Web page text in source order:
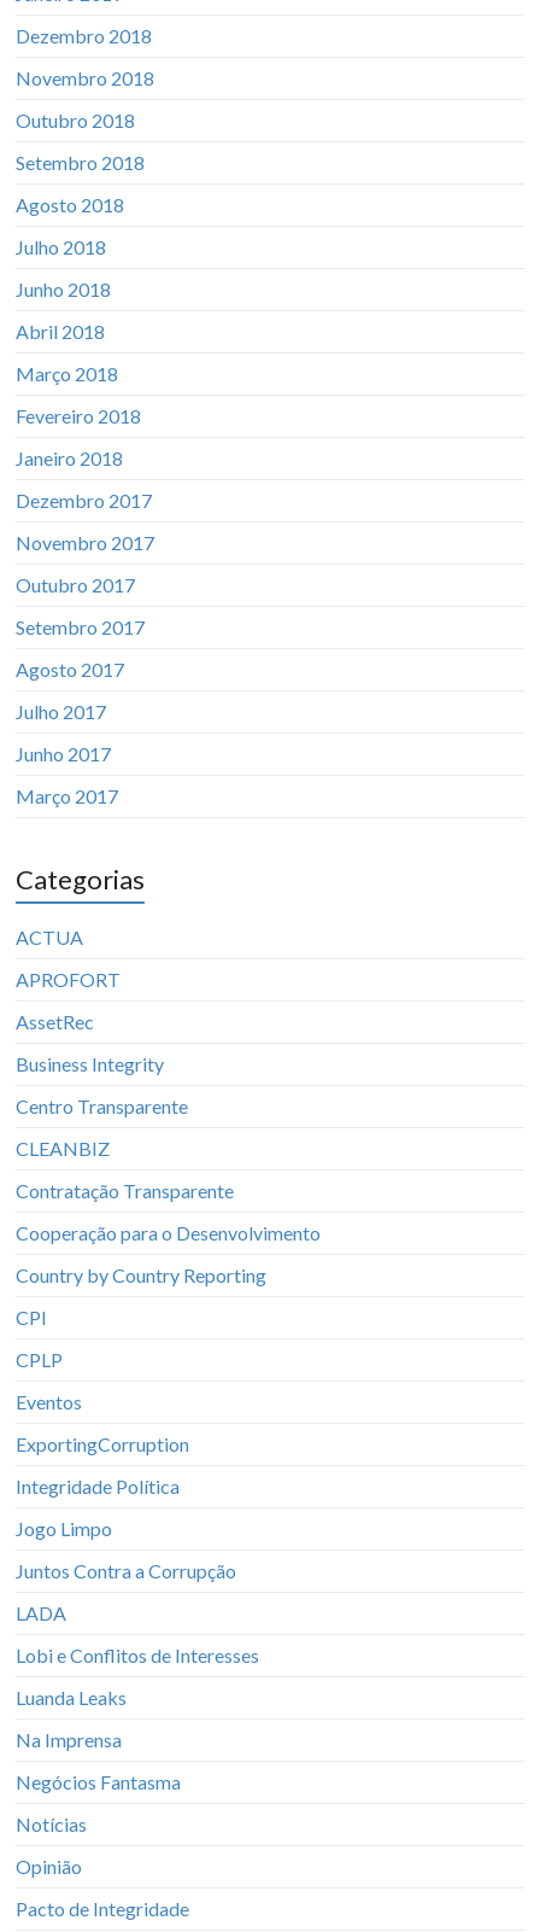
Dezembro 2018
Novembro 2018
Outubro 2018
Setembro 2018
Agosto 2018
Julho 2018
Junho 2018
Abril 2018
Março 2018
Fevereiro 2018
Janeiro 2018
Dezembro 2017
Novembro 2017
Outubro 2017
Setembro 2017
Agosto 2017
Julho 2017
Junho 2017
Março 2017
Categorias
ACTUA
APROFORT
AssetRec
Business Integrity
Centro Transparente
CLEANBIZ
Contratação Transparente
Cooperação para o Desenvolvimento
Country by Country Reporting
CPI
CPLP
Eventos
ExportingCorruption
Integridade Política
Jogo Limpo
Juntos Contra a Corrupção
LADA
Lobi e Conflitos de Interesses
Luanda Leaks
Na Imprensa
Negócios Fantasma
Notícias
Opinião
Pacto de Integridade